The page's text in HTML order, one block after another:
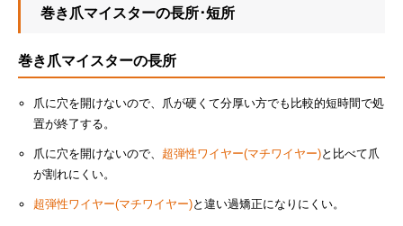
巻き爪マイスターの長所･短所
巻き爪マイスターの長所
爪に穴を開けないので、爪が硬くて分厚い方でも比較的短時間で処
置が終了する。
爪に穴を開けないので、 超弾性ワイヤー(マチワイヤー)と比べて爪
が割れにくい。
超弾性ワイヤー(マチワイヤー)と違い過矯正になりにくい。